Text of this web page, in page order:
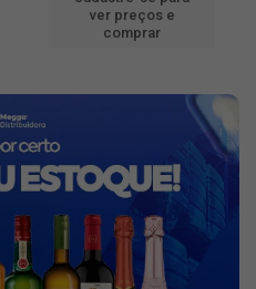
ver preços e
comprar